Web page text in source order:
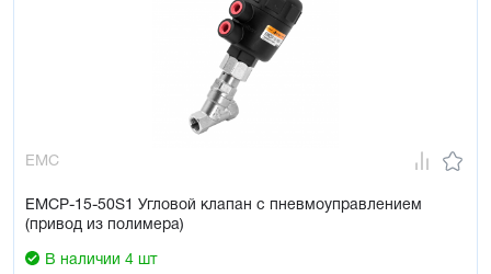
EMC
EMCP-15-50S1 Угловой клапан с пневмоуправлением
(привод из полимера)
В наличии 4 шт